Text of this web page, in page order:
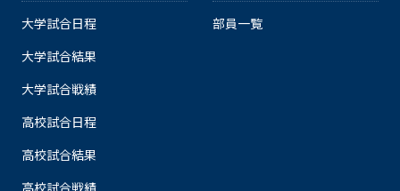
大学試合日程
大学試合結果
大学試合戦績
高校試合日程
高校試合結果
部員一覧